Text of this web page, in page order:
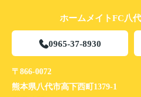
ホームメイトFC八
0965-37-8930
〒866-0072
熊本県八代市高下西町1379-1